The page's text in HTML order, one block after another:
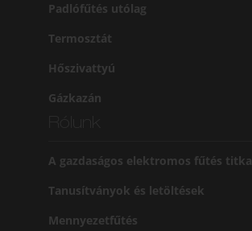
Padlófűtés utólag
Termosztát
Hőszivattyú
Gázkazán
A gazdaságos elektromos fűtés titka
Tanusítványok és letöltések
Mennyezetfűtés